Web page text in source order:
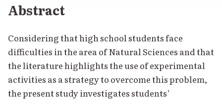
Abstract
Considering that high school students face
difficulties in the area of Natural Sciences and that
the literature highlights the use of experimental
activities as a strategy to overcome this problem,
the present study investigates students’